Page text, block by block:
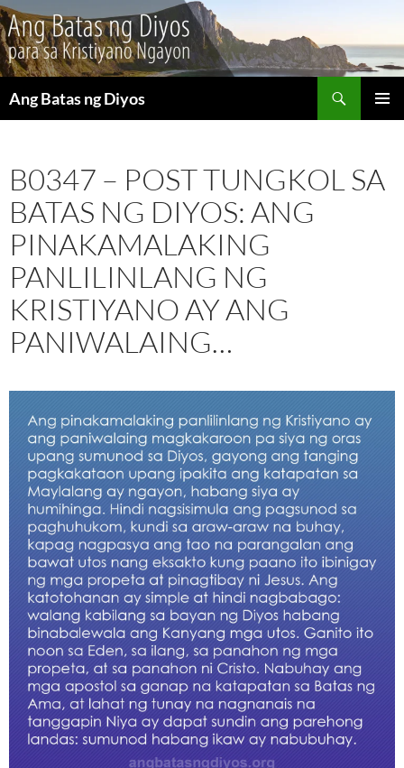
Ang Batas ng Diyos
B0347 – POST TUNGKOL SA
BATAS NG DIYOS: ANG
PINAKAMALAKING
PANLILINLANG NG
KRISTIYANO AY ANG
PANIWALAING…